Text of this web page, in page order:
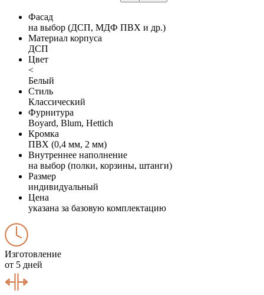
Фасад
на выбор (ДСП, МДФ ПВХ и др.)
Материал корпуса
ДСП
Цвет
<
Белый
Стиль
Классический
Фурнитура
Boyard, Blum, Hettich
Кромка
ПВХ (0,4 мм, 2 мм)
Внутреннее наполнение
на выбор (полки, корзины, штанги)
Размер
индивидуальный
Цена
указана за базовую комплектацию
Изготовление
от 5 дней